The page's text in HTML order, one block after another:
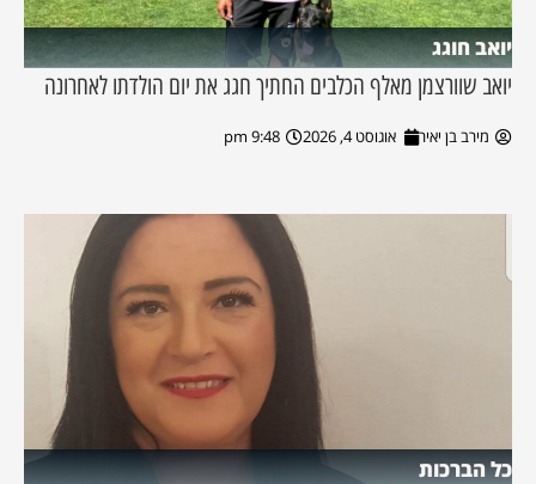
יואב חוגג
יואב שוורצמן מאלף הכלבים החתיך חגג את יום הולדתו לאחרונה
מירב בן יאיר אוגוסט 4, 2026 9:48 pm
כל הברכות